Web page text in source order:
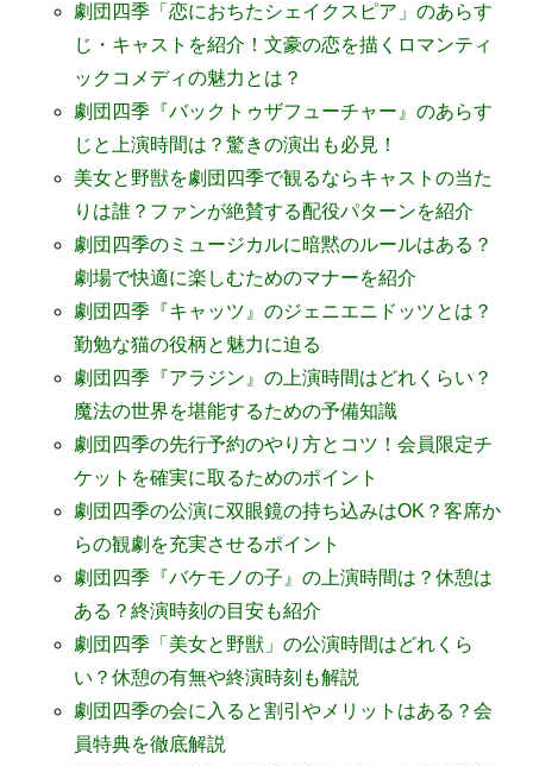
劇団四季「恋におちたシェイクスピア」のあらす
じ・キャストを紹介！文豪の恋を描くロマンティ
ックコメディの魅力とは？
劇団四季『バックトゥザフューチャー』のあらす
じと上演時間は？驚きの演出も必見！
美女と野獣を劇団四季で観るならキャストの当た
りは誰？ファンが絶賛する配役パターンを紹介
劇団四季のミュージカルに暗黙のルールはある？
劇場で快適に楽しむためのマナーを紹介
劇団四季『キャッツ』のジェニエニドッツとは？
勤勉な猫の役柄と魅力に迫る
劇団四季『アラジン』の上演時間はどれくらい？
魔法の世界を堪能するための予備知識
劇団四季の先行予約のやり方とコツ！会員限定チ
ケットを確実に取るためのポイント
劇団四季の公演に双眼鏡の持ち込みはOK？客席か
らの観劇を充実させるポイント
劇団四季『バケモノの子』の上演時間は？休憩は
ある？終演時刻の目安も紹介
劇団四季「美女と野獣」の公演時間はどれくら
い？休憩の有無や終演時刻も解説
劇団四季の会に入ると割引やメリットはある？会
員特典を徹底解説